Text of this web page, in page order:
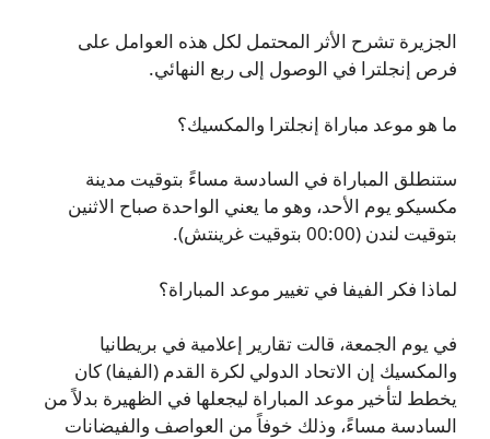
الجزيرة تشرح الأثر المحتمل لكل هذه العوامل على
فرص إنجلترا في الوصول إلى ربع النهائي.
ما هو موعد مباراة إنجلترا والمكسيك؟
ستنطلق المباراة في السادسة مساءً بتوقيت مدينة
مكسيكو يوم الأحد، وهو ما يعني الواحدة صباح الاثنين
بتوقيت لندن (00:00 بتوقيت غرينتش).
لماذا فكر الفيفا في تغيير موعد المباراة؟
في يوم الجمعة، قالت تقارير إعلامية في بريطانيا
والمكسيك إن الاتحاد الدولي لكرة القدم (الفيفا) كان
يخطط لتأخير موعد المباراة ليجعلها في الظهيرة بدلاً من
السادسة مساءً، وذلك خوفاً من العواصف والفيضانات